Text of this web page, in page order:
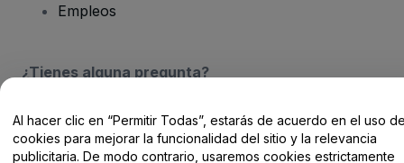
Empleos
¿Tienes alguna pregunta?
Centro de Ayuda / Contacto
Al hacer clic en “Permitir Todas”, estarás de acuerdo en el uso
cookies para mejorar la funcionalidad del sitio y la relevancia
publicitaria. De modo contrario, usaremos cookies estrictamente